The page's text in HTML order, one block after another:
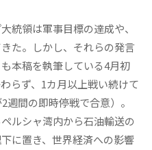
統領は軍事目標の達成や、
た。しかし、それらの発言
本稿を執筆している4月初
らず、1カ月以上戦い続けて
間の即時停戦で合意）。
ルシャ湾内から石油輸送の
に置き、世界経済への影響